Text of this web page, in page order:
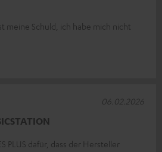
meine Schuld, ich habe mich nicht
PLUS dafür, dass der Hersteller
06.02.2026